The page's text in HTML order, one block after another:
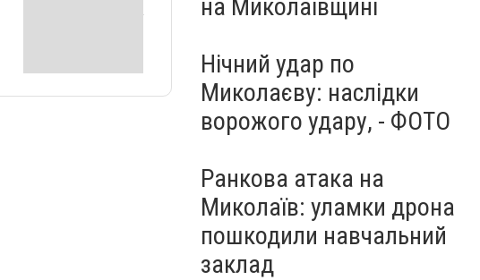
на Миколаївщині
Нічний удар по
Миколаєву: наслідки
ворожого удару, - ФОТО
Ранкова атака на
Миколаїв: уламки дрона
пошкодили навчальний
заклад